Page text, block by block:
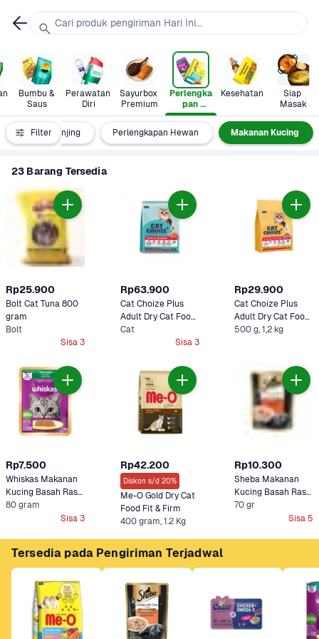
Bumbu &
Saus
Perawatan
Diri
Sayurbox
Premium
Perlengka
pan
Hewan
Kesehatan
Siap
Masak
Filter
Makanan Anjing Perlengkapan Hewan Makanan Kucing
23 Barang Tersedia
Rp25.900
Bolt Cat Tuna 800
gram
Bolt
Sisa 3
Rp63.900
Cat Choize Plus
Adult Dry Cat Food
Tuna & Salmon 1,2
Cat
Sisa 3
Rp29.900
Cat Choize Plus
Adult Dry Cat Food
Tuna & Mackerel
500 g, 1,2 kg
Rp7.500
Whiskas Makanan
Kucing Basah Rasa
Tuna
80 gram
Sisa 3
Rp42.200
Diskon s/d 20%
Me-O Gold Dry Cat
Food Fit & Firm
400 gram, 1.2 Kg
Rp10.300
Sheba Makanan
Kucing Basah Rasa
70 gr
Sisa 5
Tersedia pada Pengiriman Terjadwal
Cari produk pengiriman Hari Ini...